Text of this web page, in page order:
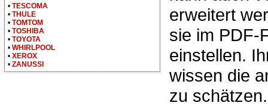
erweitert
sie im PDF-
einstellen.
wissen die
zu schätzen.
• TESCOMA
• THULE
• TOMTOM
• TOSHIBA
• TOYOTA
• WHIRLPOOL
• XEROX
• ZANUSSI